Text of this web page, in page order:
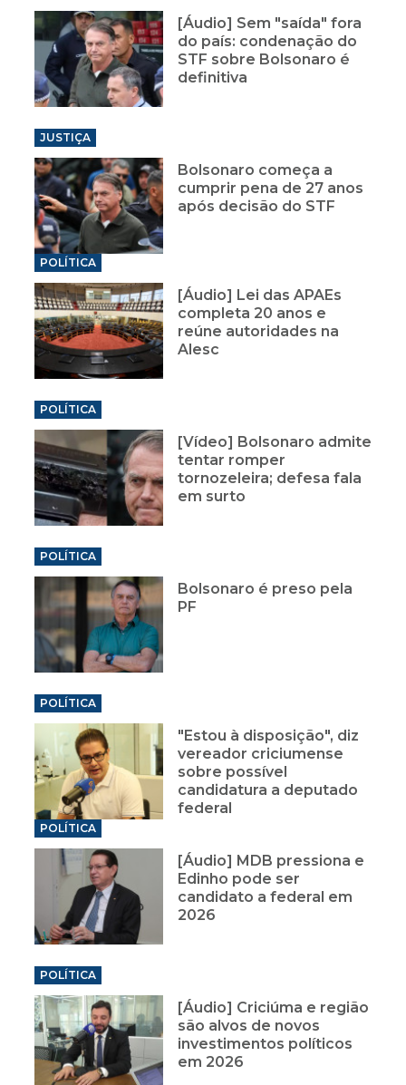
[Áudio] Sem "saída" fora
do país: condenação do
STF sobre Bolsonaro é
definitiva
JUSTIÇA
Bolsonaro começa a
cumprir pena de 27 anos
após decisão do STF
POLÍTICA
[Áudio] Lei das APAEs
completa 20 anos e
reúne autoridades na
Alesc
POLÍTICA
[Vídeo] Bolsonaro admite
tentar romper
tornozeleira; defesa fala
em surto
POLÍTICA
Bolsonaro é preso pela
PF
POLÍTICA
"Estou à disposição", diz
vereador criciumense
sobre possível
candidatura a deputado
federal
POLÍTICA
[Áudio] MDB pressiona e
Edinho pode ser
candidato a federal em
2026
POLÍTICA
[Áudio] Criciúma e região
são alvos de novos
investimentos políticos
em 2026